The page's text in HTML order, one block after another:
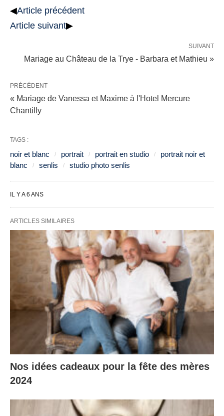
◀Article précédent
Article suivant▶
SUIVANT
Mariage au Château de la Trye - Barbara et Mathieu »
PRÉCÉDENT
« Mariage de Vanessa et Maxime à l'Hotel Mercure
Chantilly
TAGS :
noir et blanc portrait portrait en studio
portrait noir et
blanc
senlis studio photo senlis
IL Y A 6 ANS
ARTICLES SIMILAIRES
Nos idées cadeaux pour la fête des mères
2024